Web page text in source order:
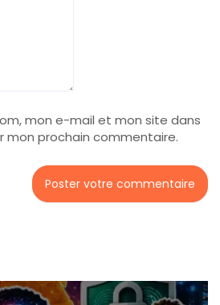
mon e-mail et mon site dans
mon prochain commentaire.